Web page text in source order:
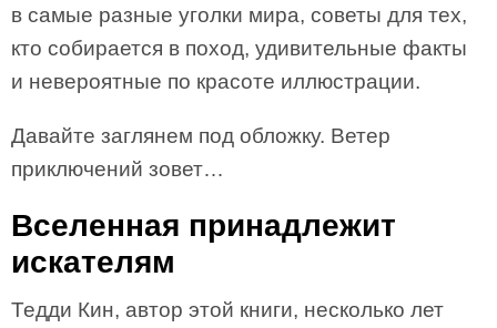
в самые разные уголки мира, советы для тех,
кто собирается в поход, удивительные факты
и невероятные по красоте иллюстрации.
Давайте заглянем под обложку. Ветер
приключений зовет…
Вселенная принадлежит
искателям
Тедди Кин, автор этой книги, несколько лет